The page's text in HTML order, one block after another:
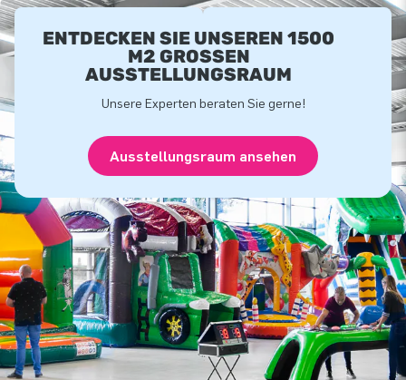
ENTDECKEN SIE UNSEREN 1500
M2 GROSSEN A
USSTELLUNGSRAUM
Unsere Experten beraten Sie gerne!
Ausstellungsraum ansehen